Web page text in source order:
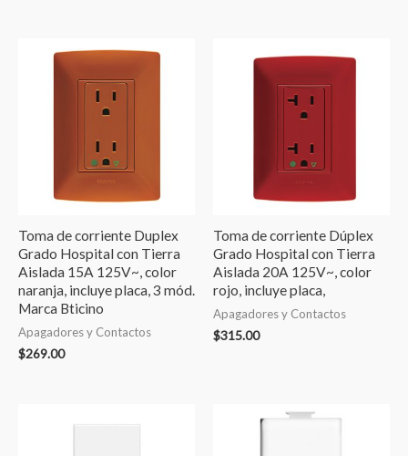
Toma de corriente Duplex
Grado Hospital con Tierra
Aislada 15A 125V~, color
naranja, incluye placa, 3 mód.
Marca Bticino
Apagadores y Contactos
$269.00
Toma de corriente Dúplex
Grado Hospital con Tierra
Aislada 20A 125V~, color
rojo, incluye placa,
Apagadores y Contactos
$315.00